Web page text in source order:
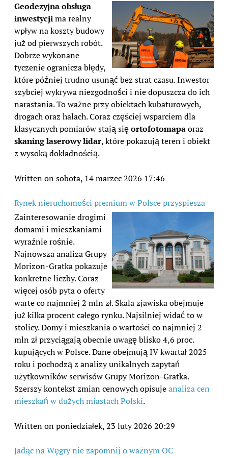
Geodezyjna obsługa
inwestycjima realny
wpływ na koszty budowy
już od pierwszych robót.
Dobrze wykonane
tyczenie ogranicza błędy,
które później trudno usunąć bez strat czasu. Inwestor
szybciej wykrywa niezgodności i nie dopuszcza do ich
narastania. To ważne przy obiektach kubaturowych,
drogach oraz halach. Coraz częściej wsparciem dla
klasycznych pomiarów stają sięortofotomapaoraz
skaning laserowy lidar, które pokazują teren i obiekt
z wysoką dokładnością.
Written on sobota, 14 marzec 2026 17:46
Rynek nieruchomości premium w Polsce przyspiesza
Zainteresowanie drogimi
domami i mieszkaniami
wyraźnie rośnie.
Najnowsza analiza Grupy
Morizon-Gratka pokazuje
konkretne liczby. Coraz
więcej osób pyta o oferty
warte co najmniej 2 mln zł. Skala zjawiska obejmuje
już kilka procent całego rynku. Najsilniej widać to w
stolicy. Domy i mieszkania o wartości co najmniej 2
mln zł przyciągają obecnie uwagę blisko 4,6 proc.
kupujących w Polsce. Dane obejmują IV kwartał 2025
roku i pochodzą z analizy unikalnych zapytań
użytkowników serwisów Grupy Morizon-Gratka.
Szerszy kontekst zmian cenowych opisujeanaliza cen
mieszkań w dużych miastach Polski.
Written on poniedziałek, 23 luty 2026 20:29
Jadąc na Węgry nie zapomnij o ważnym OC